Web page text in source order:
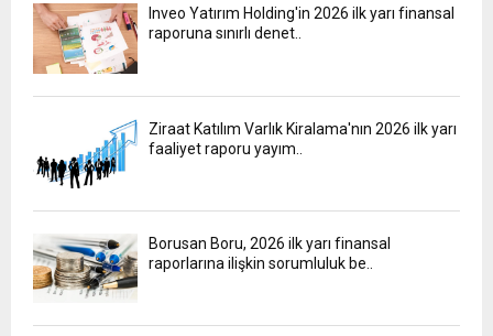
Inveo Yatırım Holding'in 2026 ilk yarı finansal
raporuna sınırlı denet..
Ziraat Katılım Varlık Kiralama'nın 2026 ilk yarı
faaliyet raporu yayım..
Borusan Boru, 2026 ilk yarı finansal
raporlarına ilişkin sorumluluk be..